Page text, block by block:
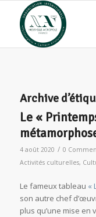
Archive
Le «
4 août 2020 / 0
Activités culturelles,
Le fameux tableau «
son autre chef
plus qu’une mise